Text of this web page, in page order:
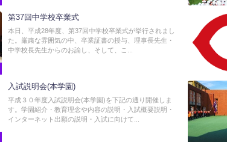
第37回中学校卒業式
本日、平成28年度、第37回中学校卒業式が挙行されまし
た。厳粛な雰囲気の中、卒業証書の授与、理事長先生・
中学校長先生からのお諭し、そして、こ...
入試説明会(本学園)
平成３０年度入試説明会(本学園)を下記の通り開催しま
す。学園紹介・教育理念や内容の説明・入試概要説明・
インターネット出願の説明・入試に向けて...